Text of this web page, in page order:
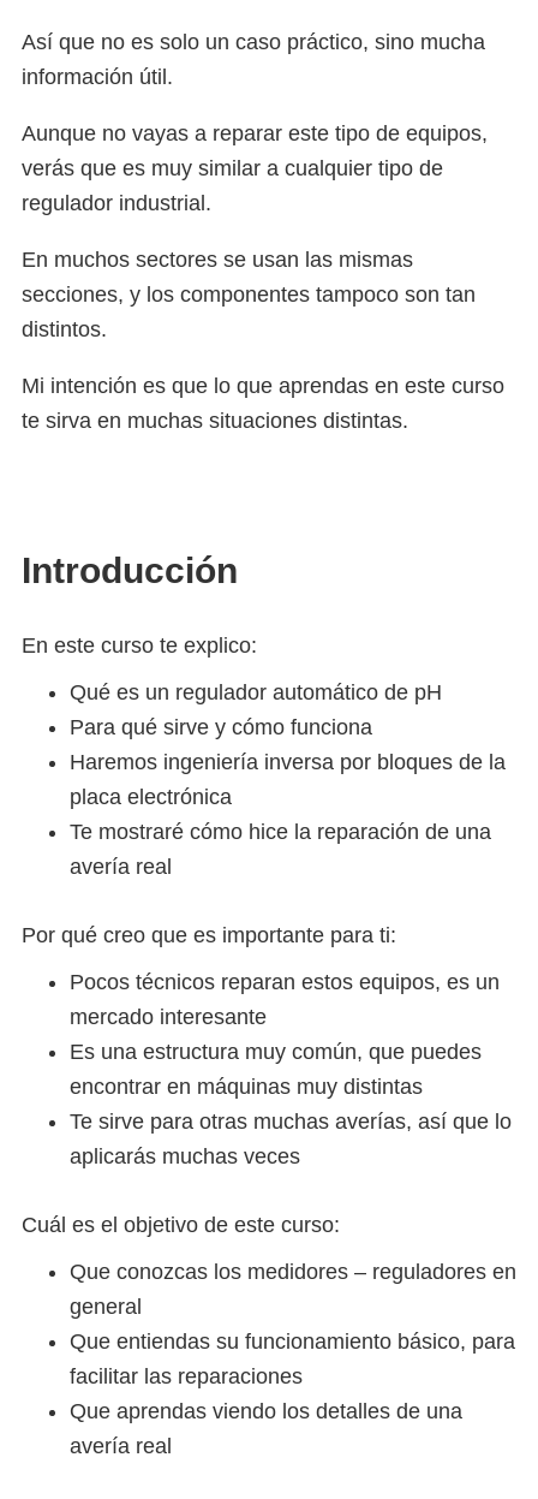
Así que no es solo un caso práctico, sino mucha
información útil.
Aunque no vayas a reparar este tipo de equipos,
verás que es muy similar a cualquier tipo de
regulador industrial.
En muchos sectores se usan las mismas
secciones, y los componentes tampoco son tan
distintos.
Mi intención es que lo que aprendas en este curso
te sirva en muchas situaciones distintas.
Introducción
En este curso te explico:
Qué es un regulador automático de pH
Para qué sirve y cómo funciona
Haremos ingeniería inversa por bloques de la
placa electrónica
Te mostraré cómo hice la reparación de una
avería real
Por qué creo que es importante para ti:
Pocos técnicos reparan estos equipos, es un
mercado interesante
Es una estructura muy común, que puedes
encontrar en máquinas muy distintas
Te sirve para otras muchas averías, así que lo
aplicarás muchas veces
Cuál es el objetivo de este curso:
Que conozcas los medidores – reguladores en
general
Que entiendas su funcionamiento básico, para
facilitar las reparaciones
Que aprendas viendo los detalles de una
avería real